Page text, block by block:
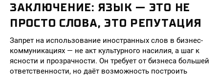
ЗАКЛЮЧЕНИЕ: ЯЗЫК — ЭТО НЕ
ПРОСТО СЛОВА, ЭТО РЕПУТАЦИЯ
Запрет на использование иностранных слов в бизнес-
коммуникациях — не акт культурного насилия, а шаг к
ясности и прозрачности. Он требует от бизнеса большей
ответственности, но даёт возможность построить